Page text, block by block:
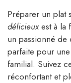
Préparer un plat
délicieuxest à la
un passionné
parfaite pour
familial. Suivez
réconfortant et